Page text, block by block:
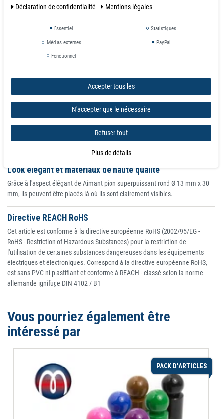
Énorme pouvoir de maintien
Remarque sur la force d'adhérence
Les forces d'adhérence que nous avons déterminées ont été déterminées à
température ambiante sur une plaque polie en acier S235JR (ST37) d'une
épaisseur de 10 mm avec l'aimant tiré verticalement (1kg~10N). Un écart
jusqu'à -10 % par rapport à la valeur spécifiée est possible dans des cas
Look élégant et matériaux de haute qualité
Grâce à l'aspect élégant de Aimant pion superpuissant rond Ø 13 mm x 30
mm, ils peuvent être placés là où ils sont clairement visibles.
Directive REACH RoHS
Cet article est conforme à la directive européenne RoHS (2002/95/EG -
RoHS - Restriction of Hazardous Substances) pour la restriction de
l'utilisation de certaines substances dangereuses dans les équipements
électriques et électroniques. Correspond à la directive européenne RoHS,
est sans PVC ni plastifiant et conforme à REACH - classé selon la norme
allemande ignifuge DIN 4102 / B1
Vous pourriez également être
intéressé par
PACK D’ARTICLES
Déclaration de confidentialité Mentions légales
Essentiel Statistiques
Médias externes PayPal
Fonctionnel
Accepter tous les
N'accepter que le nécessaire
Refuser tout
Plus de détails